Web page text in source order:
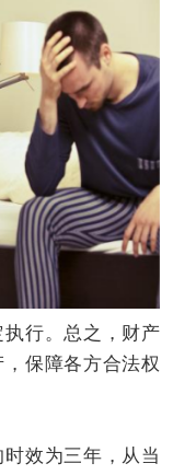
行。总之，财产
保障各方合法权
效为三年，从当